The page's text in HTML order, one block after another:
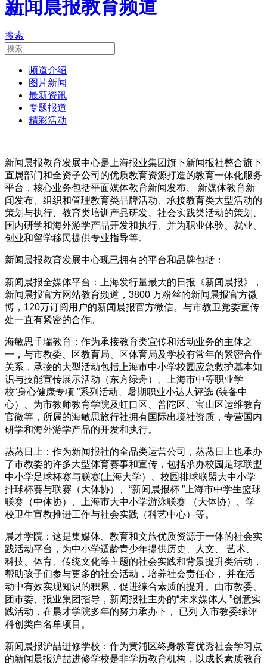
导航
新闻晨报教育频道
搜索
频道介绍
图片新闻
最新资讯
专题报道
精彩活动
新闻晨报教育发展中心是上海报业集团旗下新闻报社整合旗下
直属部门和全资子公司的优质教育资源打造的教育一体化服务
平台，核心业务包括平面媒体教育新闻发布、 新媒体教育新
闻发布、组织和管理教育类品牌活动、承接教育类大型活动的
策划与执行、教育类培训产品研发、社会实践类活动的策划、
国内研学和海外游学产品开发和执行、并为职业体验、就业、
创业和留学移民提供专业指导等。
新闻晨报教育发展中心现已拥有的平台和品牌包括：
新闻晨报全媒体平台：上海发行量最大的日报《新闻晨报》，
新闻晨报官方网站教育频道，3800 万粉丝的新闻晨报官方微
博，120万订阅用户的新闻晨报官方微信。与市教卫党委宣传
处一直有紧密的合作。
海敏思千瑞教育：作为承接教育类宣传和活动业务的主体之
一，与市教委、区教育局、区体育局及学校有常年的紧密合作
关系，承接的大型活动包括上海市中小学校园应急救护基本知
识与技能宣传展示活动（东方绿舟）、上海市中等职业学
校“身心健康专项 ”系列活动、暑期职业小达人评选 (装备中
心）、为市教师教育学院及虹口区、普陀区、宝山区运维教育
官微等，所属的海敏思旅行社拥有国际出境社资质，专营国内
研学和海外游学产品的开发和执行。
蒸蒸日上：作为新闻报社的全品类运营公司，蒸蒸日上也承办
了市教委的许多大型体育赛事和宣传，包括承办校园足球联盟
中小学足球杯赛与联赛(上海大学）、校园排球联盟大中小学
排球杯赛与联赛（大体协）、“新闻晨报杯 ”上海市中学生篮球
联赛（中体协）、上海市大中小学游泳联赛 （大体协）、学
校卫生宣教推进工作与社会实践（科艺中心）等。
晨才学院：这是集媒体、教育和文旅优质资源于一体的社会实
践活动平台，为中小学适龄青少年提供历史、人文、 艺术、
科技、体育、传统文化等主题的社会实践和背景提升类活动，
帮助孩子们参与更多的社会活动，培养社会责任心， 并在活
动中有效实现知识的积累，促进综合素质的提升。由市教委、
团市委、报业集团指导，新闻报社主办的“未来媒体人 ”创意实
践活动，在晨才学院多年的努力承办下， 已列 入市教委综评
科创类白名单项目。
新闻晨报沪喆进修学校：作为黄浦区终身教育优秀社会学习点
的新闻晨报沪喆进修学校是非学历教育机构，以成长素质教育